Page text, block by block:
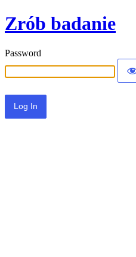
Zrób badanie
Password